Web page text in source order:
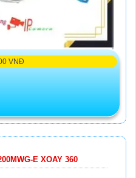
VNĐ
E XOAY 360